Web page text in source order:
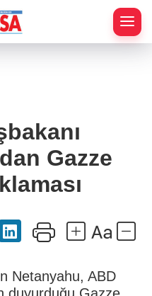
Gazze
Netanyahu, ABD